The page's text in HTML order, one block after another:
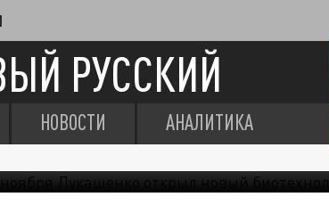
РУССКИЙ
НОВОСТИ АНАЛИТИКА